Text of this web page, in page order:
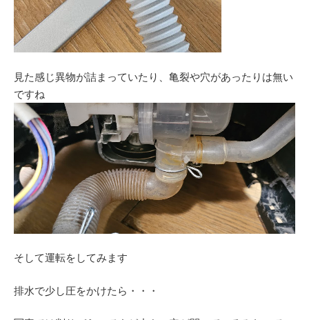
見た感じ異物が詰まっていたり、亀裂や穴があったりは無い
ですね
そして運転をしてみます
排水で少し圧をかけたら・・・